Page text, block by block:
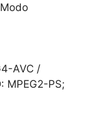
AVC /
MPEG2-PS;